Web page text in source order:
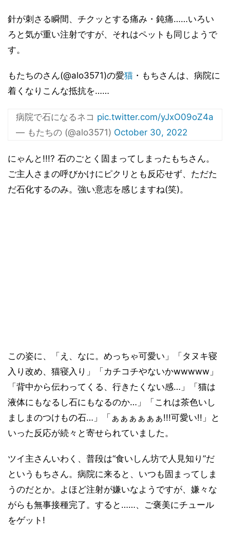
針が刺さる瞬間、チクッとする痛み・鈍痛……いろい
ろと気が重い注射ですが、それはペットも同じようで
す。
もたちのさん(@alo3571)の愛猫 ・もちさんは、病院に
着くなりこんな抵抗を……
病院で石になるネコ pic.twitter.com/yJxO09oZ4a
— もたちの (@alo3571) October 30, 2022
にゃんと!!!? 石のごとく固まってしまったもちさん。
ご主人さまの呼びかけにピクリとも反応せず、ただた
だ石化するのみ。強い意志を感じますね(笑)。
この姿に、「え、なに。めっちゃ可愛い」「タヌキ寝
入り改め、猫寝入り」「カチコチやないかwwwww」
「背中から伝わってくる、行きたくない感…」「猫は
液体にもなるし石にもなるのか…」「これは茶色いし
ましまのつけもの石…」「ぁぁぁぁぁぁ!!!可愛い!!」と
いった反応が続々と寄せられていました。
ツイ主さんいわく、普段は“食いしん坊で人見知り”だ
というもちさん。病院に来ると、いつも固まってしま
うのだとか。よほど注射が嫌いなようですが、嫌々な
がらも無事接種完了。すると……、ご褒美にチュール
をゲット!